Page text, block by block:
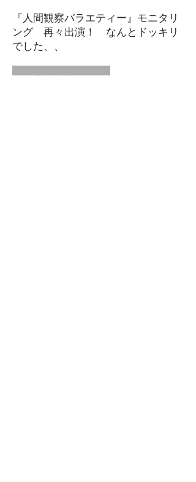
『人間観察バラエティー』モニタリ
ング 再々出演！ なんとドッキリ
でした、、
Read More